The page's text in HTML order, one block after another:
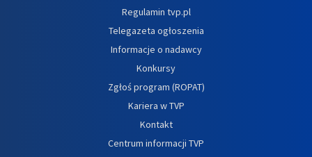
Regulamin tvp.pl
Telegazeta ogłoszenia
Informacje o nadawcy
Konkursy
Zgłoś program (ROPAT)
Kariera w TVP
Kontakt
Centrum informacji TVP